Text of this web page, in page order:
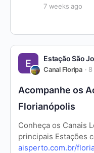
7 weeks ago
Estação São
Canal Floripa 8
Acompanhe os
Florianópolis
Conheça os Canais
principais Estações
aisperto.com.br/